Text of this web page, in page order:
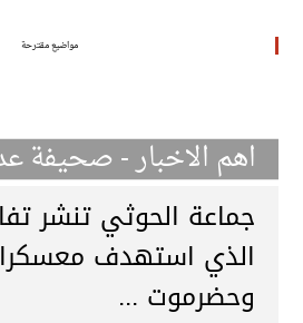
مواضيع مقترحة
اهم الاخبار - صحيفة
جماعة الحوثي تنشر
الذي استهدف
وحضرموت ...